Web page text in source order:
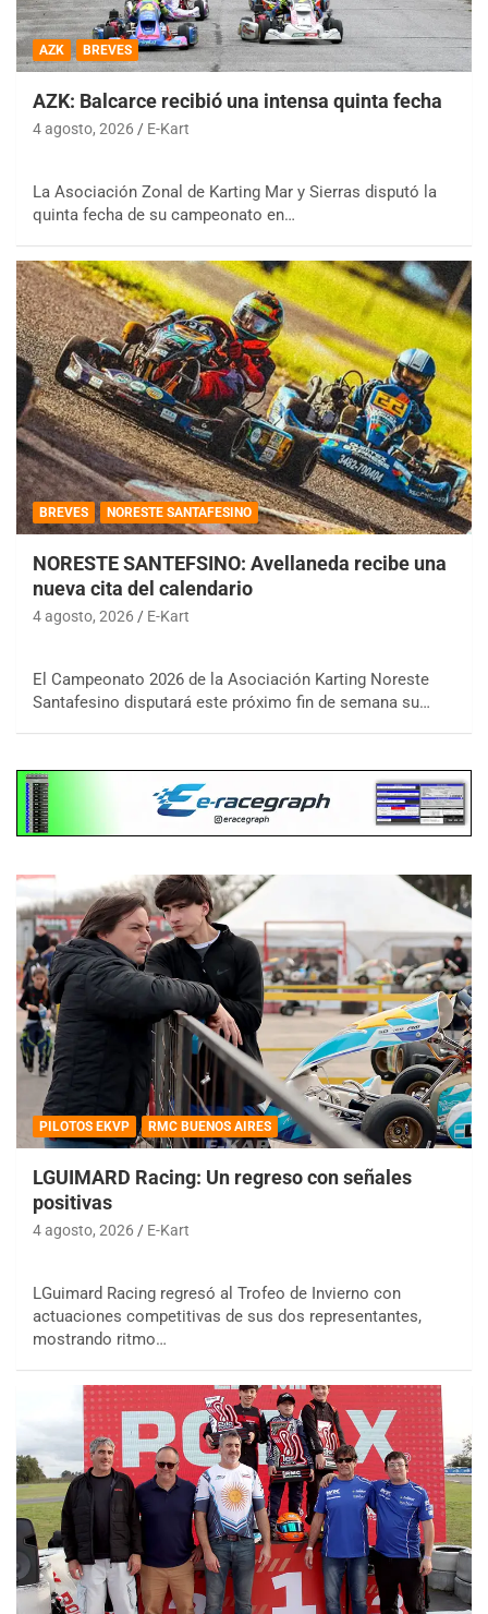
AZK BREVES
AZK: Balcarce recibió una intensa quinta fecha
4 agosto, 2026 E-Kart
La Asociación Zonal de Karting Mar y Sierras disputó la
quinta fecha de su campeonato en…
BREVES NORESTE SANTAFESINO
NORESTE SANTEFSINO: Avellaneda recibe una
nueva cita del calendario
4 agosto, 2026 E-Kart
El Campeonato 2026 de la Asociación Karting Noreste
Santafesino disputará este próximo fin de semana su…
PILOTOS EKVP RMC BUENOS AIRES
LGUIMARD Racing: Un regreso con señales
positivas
4 agosto, 2026 E-Kart
LGuimard Racing regresó al Trofeo de Invierno con
actuaciones competitivas de sus dos representantes,
mostrando ritmo…